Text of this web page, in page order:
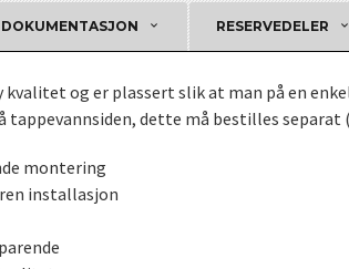
DOKUMENTASJON RESERVEDELER
kvalitet og er plassert slik at man på en
tappevannsiden, dette må bestilles separat
montering
installasjon